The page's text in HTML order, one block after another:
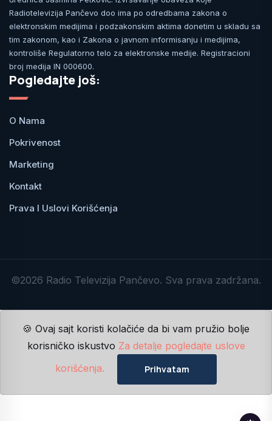
Radiotelevizija Pančevo doo ima po odredbama zakona o
elektronskim medijima i podzakonskim aktima donetim u skladu sa
tim zakonom, kao i Zakona o javnom informisanju i medijima,
kontroliše Regulatorno telo za elektronske medije. Registracioni
broj medija IN 000600.
Pogledajte još:
O Nama
Pokrivenost
Marketing
Kontakt
Prava I Uslovi Korišćenja
©2026 Radio Televizija Pančevo. Sva prava zadržana.
🍪 Ovaj sajt koristi kolačiće da bi vam pružio bolje
korisničko iskustvo Za detalje pogledajte uslove
korišćenja.
Prihvatam